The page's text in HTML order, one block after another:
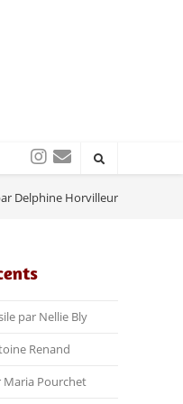
Delphine Horvilleur
par Nellie Bly
Renand
Maria Pourchet